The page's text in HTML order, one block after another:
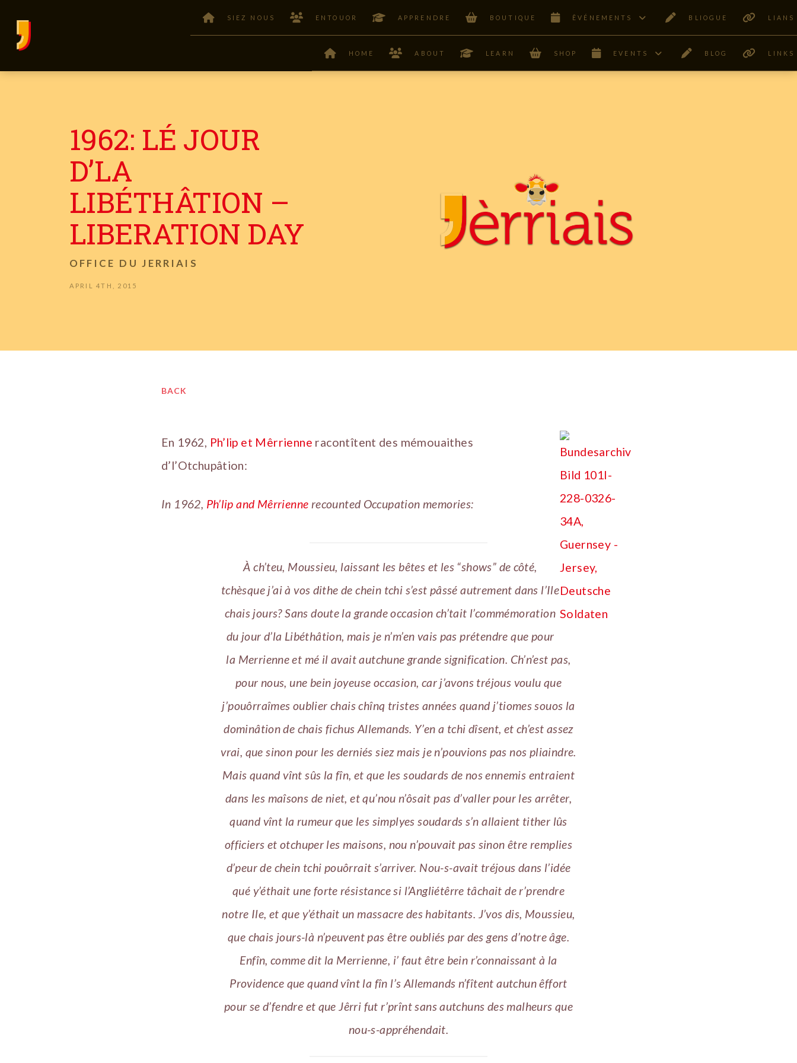
SIEZ NOUS ENTOUOR APPRENDRE BOUTIQUE ÊVÉNEMENTS BLIOGUE LIANS
HOME ABOUT LEARN SHOP EVENTS BLOG LINKS
1962: LÉ JOUR
D’LA
LIBÉTHÂTION –
LIBERATION DAY
OFFICE DU JERRIAIS
APRIL 4TH, 2015
BACK
En 1962, Ph’lip et Mêrrienne racontîtent des mémouaithes
d’l’Otchupâtion:
In 1962, Ph’lip and Mêrrienne recounted Occupation memories:
À ch’teu, Moussieu, laissant les bêtes et les “shows” de côté,
tchèsque j’ai à vos dithe de chein tchi s’est pâssé autrement dans l’Ile
chais jours? Sans doute la grande occasion ch’tait l’commémoration
du jour d’la Libéthâtion, mais je n’m’en vais pas prétendre que pour
la Merrienne et mé il avait autchune grande signification. Ch’n’est pas,
pour nous, une bein joyeuse occasion, car j’avons tréjous voulu que
j’pouôrraîmes oublier chais chînq tristes années quand j’tiomes souos la
dominâtion de chais fichus Allemands. Y’en a tchi dîsent, et ch’est assez
vrai, que sinon pour les derniés siez mais je n’pouvions pas nos pliaindre.
Mais quand vînt sûs la fîn, et que les soudards de nos ennemis entraient
dans les maîsons de niet, et qu’nou n’ôsait pas d’valler pour les arrêter,
quand vînt la rumeur que les simplyes soudards s’n allaient tither lûs
officiers et otchuper les maisons, nou n’pouvait pas sinon être remplies
d’peur de chein tchi pouôrrait s’arriver. Nou-s-avait tréjous dans l’idée
qué y’éthait une forte résistance si l’Angliétêrre tâchait de r’prendre
notre Ile, et que y’éthait un massacre des habitants. J’vos dis, Moussieu,
que chais jours-là n’peuvent pas être oubliés par des gens d’notre âge.
Enfîn, comme dit la Merrienne, i’ faut être bein r’connaissant à la
Providence que quand vînt la fîn l’s Allemands n’fîtent autchun êffort
pour se d’fendre et que Jêrri fut r’prînt sans autchuns des malheurs que
nou-s-appréhendait.